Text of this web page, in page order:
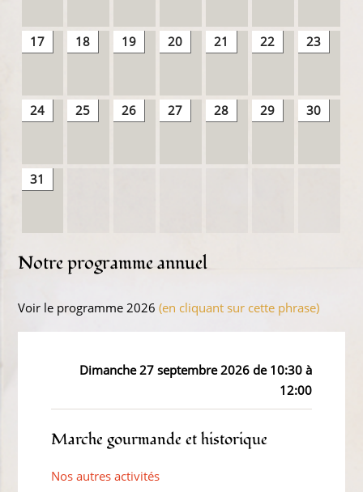
17 18 19 20 21 22 23
24 25 26 27 28 29 30
31
Notre programme annuel
Voir le programme 2026(en cliquant sur cette phrase)
Dimanche 27 septembre 2026 de 10:30 à
12:00
Marche gourmande et historique
Nos autres activités